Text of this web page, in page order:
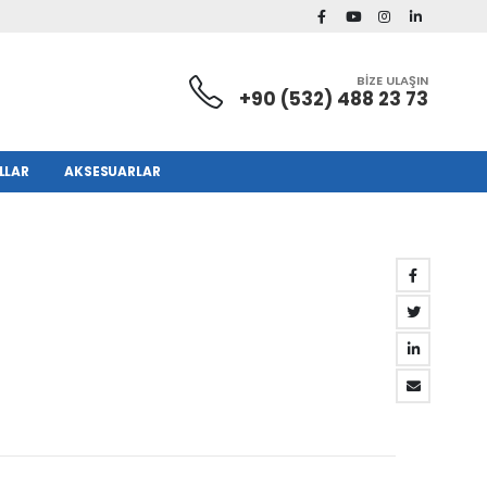
BİZE ULAŞIN
+90 (532) 488 23 73
AKSESUARLAR